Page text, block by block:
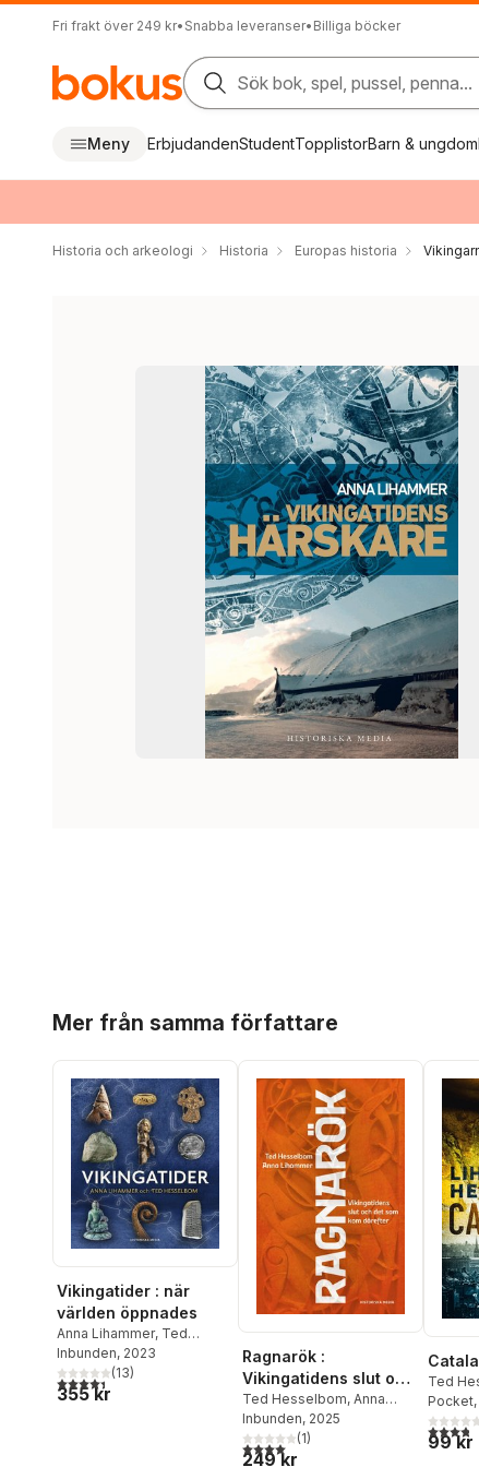
Fri frakt över 249 kr• Snabba leveranser• Billiga böcker
Sök bok, spel, pussel, penna...
Meny ErbjudandenStudentTopplistorBarn & ungdom
Historia och arkeologi Historia Europas historia
Mer från samma författare
Vikingatider : när
världen öppnades
Anna Lihammer, Ted
Hesselbom
Inbunden, 2023
4,4utav 5 stjärnor. Totalt antal röster:
(13)
355 kr
Ragnarök :
Vikingatidens slut och
det som kom därefter
Ted Hesselbom, Anna
Lihammer
Inbunden, 2025
4,0utav 5 stjärnor. Totalt antal röster:
(1)
249 kr
Ted
Pocket
3,8utav
99 kr